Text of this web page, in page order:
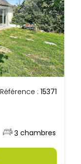
Référence :15371
3